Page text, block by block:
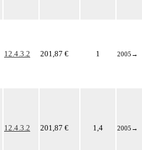
12.4.3.2 201,87 € 1 2005 →
12.4.3.2 201,87 € 1,4 2005 →